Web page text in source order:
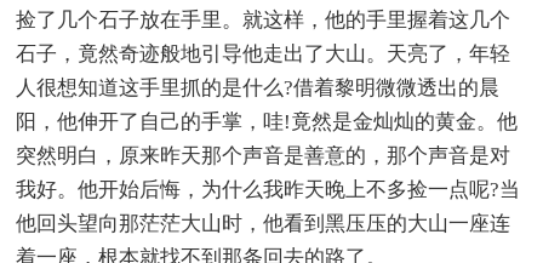
捡了几个石子放在手里。就这样，他的手里握着这几个
石子，竟然奇迹般地引导他走出了大山。天亮了，年轻
人很想知道这手里抓的是什么?借着黎明微微透出的晨
阳，他伸开了自己的手掌，哇!竟然是金灿灿的黄金。他
突然明白，原来昨天那个声音是善意的，那个声音是对
我好。他开始后悔，为什么我昨天晚上不多捡一点呢?当
他回头望向那茫茫大山时，他看到黑压压的大山一座连
着一座，根本就找不到那条回去的路了。